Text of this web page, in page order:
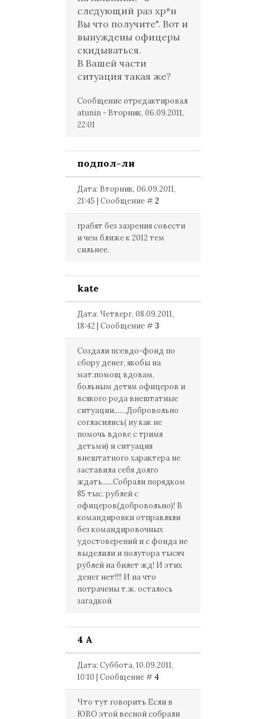
следующий раз хр*н
Вы что получите". Вот и
вынуждены офицеры
скидываться.
В Вашей части
ситуация такая же?
Сообщение отредактировал
atunin - Вторник, 06.09.2011,
22:01
подпол-ли
Дата: Вторник, 06.09.2011,
21:45 | Сообщение #2
грабят без зазрения совести
и чем ближе к 2012 тем
сильнее.
kate
Дата: Четверг, 08.09.2011,
18:42 | Сообщение #3
Создали псевдо-фонд по
сбору денег, якобы на
мат.помощ вдовам,
больным детям офицеров и
всякого рода внештатные
ситуации.......Добровольно
согласились( ну как не
помочь вдове с тримя
детьми) и ситуация
внештатного характера не
заставила себя долго
ждать......Собрали порядком
85 тыс. рублей с
офицеров(добровольно)! В
командировки отправляли
без командировочных
удостоверений и с фонда не
выделили и полутора тысяч
рублей на билет жд! И этих
денег нет!!!! И на что
потрачены т.ж. осталось
загадкой
4 А
Дата: Суббота, 10.09.2011,
10:10 | Сообщение #4
Что тут говорить Если в
ЮВО этой весной собрали